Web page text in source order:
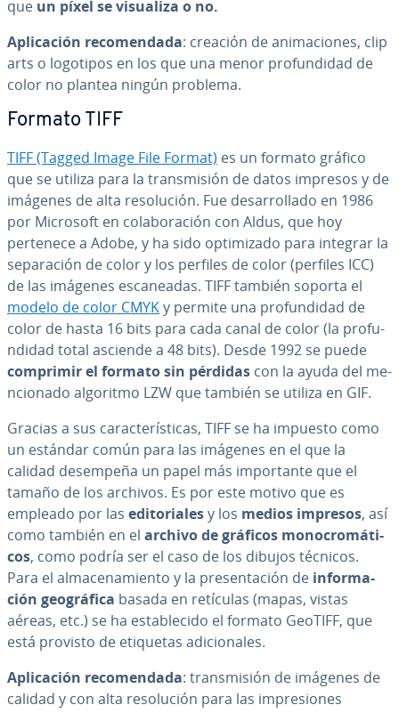
que un píxel se visualiza o no.
Apli­ca­ción re­co­me­n­da­da: creación de ani­ma­cio­nes, clip
arts o logotipos en los que una menor pro­fu­n­di­dad de
color no plantea ningún problema.
Formato TIFF
TIFF (Tagged Image File Format) es un formato gráfico
que se utiliza para la tra­n­s­mi­sión de datos impresos y de
imágenes de alta re­so­lu­ción. Fue de­sa­rro­lla­do en 1986
por Microsoft en co­la­bo­ra­ción con Aldus, que hoy
pertenece a Adobe, y ha sido op­ti­mi­za­do para integrar la
se­pa­ra­ción de color y los perfiles de color (perfiles ICC)
de las imágenes es­ca­nea­das. TIFF también soporta el
modelo de color CMYKy permite una pro­fu­n­di­dad de
color de hasta 16 bits para cada canal de color (la pro­fu­
n­di­dad total asciende a 48 bits). Desde 1992 se puede
comprimir el formato sin pérdidas con la ayuda del me­
n­cio­na­do algoritmo LZW que también se utiliza en GIF.
Gracias a sus ca­ra­c­te­rí­s­ti­cas, TIFF se ha impuesto como
un estándar común para las imágenes en el que la
calidad desempeña un papel más im­po­r­ta­n­te que el
tamaño de los archivos. Es por este motivo que es
empleado por las edi­to­ria­lesy los medios impresos, así
como también en el archivo de gráficos mo­no­cro­má­ti­
cos, como podría ser el caso de los dibujos técnicos.
Para el al­ma­ce­na­mie­n­to y la pre­se­n­ta­ción de in­fo­r­ma­
ción geo­grá­fi­ca basada en retículas (mapas, vistas
aéreas, etc.) se ha es­ta­ble­ci­do el formato GeoTIFF, que
está provisto de etiquetas adi­cio­na­les.
Apli­ca­ción re­co­me­n­da­da: tra­n­s­mi­sión de imágenes de
calidad y con alta re­so­lu­ción para las im­pre­sio­nes